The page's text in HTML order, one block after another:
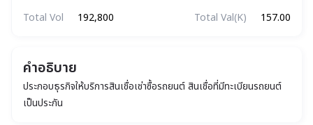
Total Vol 192,800 Total Val(K) 157.00
คำอธิบาย
ประกอบธุรกิจให้บริการสินเชื่อเช่าซื้อรถยนต์ สินเชื่อที่มีทะเบียนรถยนต์
เป็นประกัน